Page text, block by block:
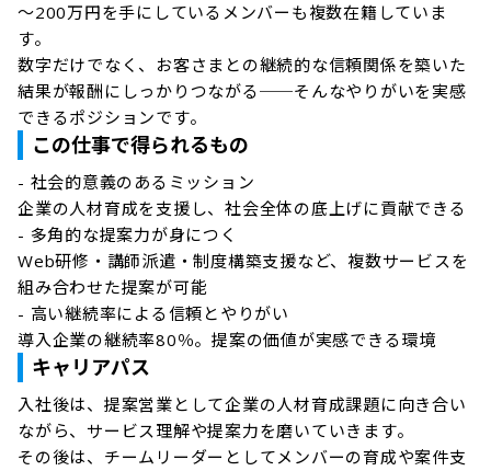
～200万円を手にしているメンバーも複数在籍していま
す。
数字だけでなく、お客さまとの継続的な信頼関係を築いた
結果が報酬にしっかりつながる──そんなやりがいを実感
できるポジションです。
この仕事で得られるもの
- 社会的意義のあるミッション
企業の人材育成を支援し、社会全体の底上げに貢献できる
- 多角的な提案力が身につく
Web研修・講師派遣・制度構築支援など、複数サービスを
組み合わせた提案が可能
- 高い継続率による信頼とやりがい
キャリアパス
入社後は、提案営業として企業の人材育成課題に向き合い
ながら、サービス理解や提案力を磨いていきます。
その後は、チームリーダーとしてメンバーの育成や案件支